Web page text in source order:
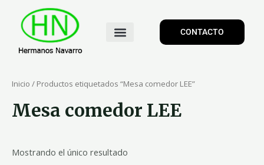
CONTACTO
Inicio / Productos etiquetados “Mesa comedor LEE”
Mesa comedor LEE
Mostrando el único resultado